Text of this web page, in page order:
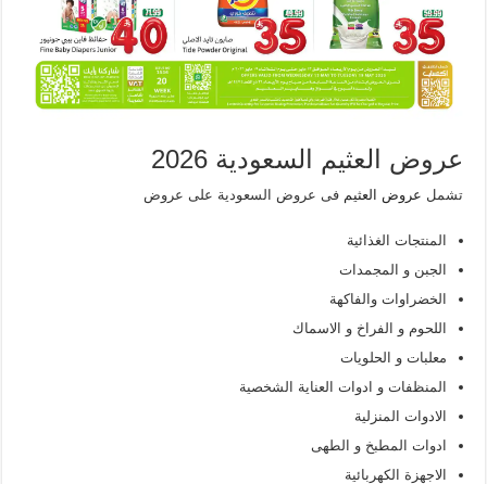
عروض العثيم السعودية 2026
تشمل عروض العثيم فى عروض السعودية على عروض
المنتجات الغذائية
الجبن و المجمدات
الخضراوات والفاكهة
اللحوم و الفراخ و الاسماك
معلبات و الحلويات
المنظفات و ادوات العناية الشخصية
الادوات المنزلية
ادوات المطبخ و الطهى
الاجهزة الكهربائية